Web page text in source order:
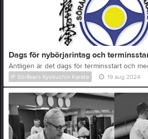
Dags för nybörjarintag och
IF Söråkers Kyokushin Karate 19 aug 2024